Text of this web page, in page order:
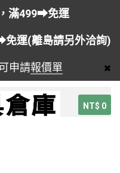
滿499➡免運
免運(離島請另外洽詢)
申請報價單
NT$ 0